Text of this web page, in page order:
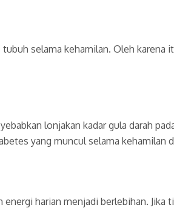
selama kehamilan. Oleh
lonjakan kadar gula darah
yang muncul selama kehamilan
harian menjadi berlebihan.